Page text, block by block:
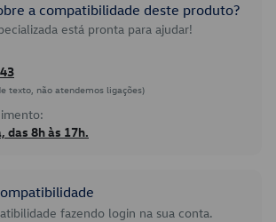
a compatibilidade deste produto?
está pronta para ajudar!
texto, não atendemos ligações)
das 8h às 17h.
fazendo login na sua conta.